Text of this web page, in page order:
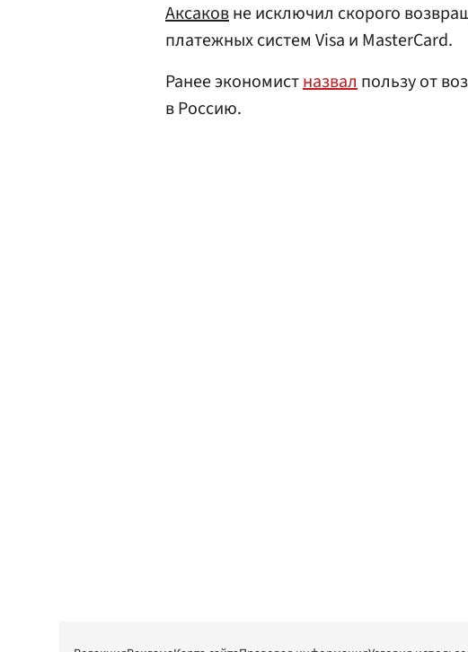
Аксаковне исключил скорого
платежных систем Visa и MasterCard.
Ранее экономистназвалпользу от
в Россию.